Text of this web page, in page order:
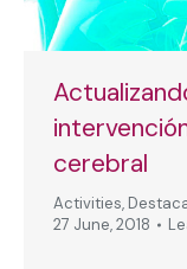
cerebral
Activities,
27 June, 2018